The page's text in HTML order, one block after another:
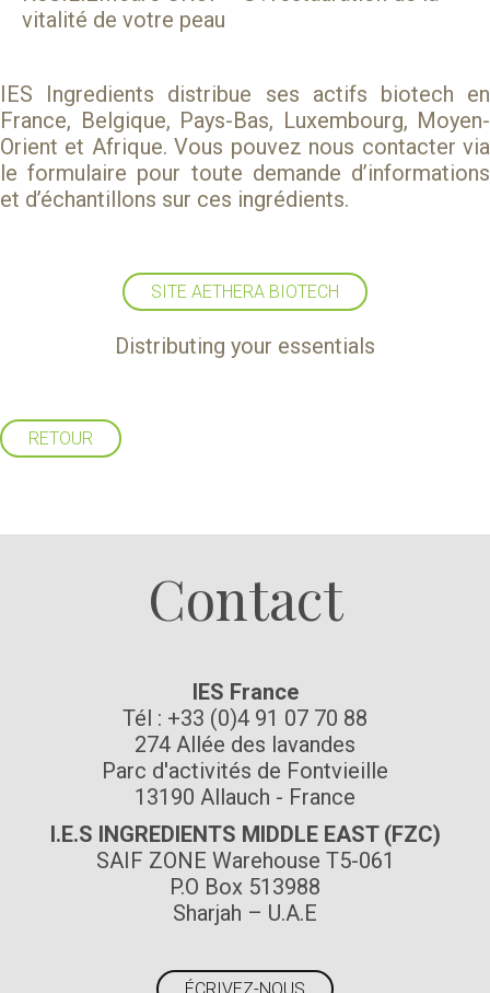
vitalité de votre peau
IES Ingredients distribue ses actifs biotech en
France, Belgique, Pays-Bas, Luxembourg, Moyen-
Orient et Afrique. Vous pouvez nous contacter via
le formulaire pour toute demande d’informations
et d’échantillons sur ces ingrédients.
SITE AETHERA BIOTECH
Distributing your essentials
RETOUR
Contact
IES France
Tél : +33 (0)4 91 07 70 88
274 Allée des lavandes
Parc d'activités de Fontvieille
13190 Allauch - France
I.E.S INGREDIENTS MIDDLE EAST (FZC)
SAIF ZONE Warehouse T5-061
P.O Box 513988
Sharjah – U.A.E